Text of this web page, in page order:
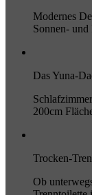
Modernes
Sonnen-
Das Yuna-
200cm
Trocken-
Ob